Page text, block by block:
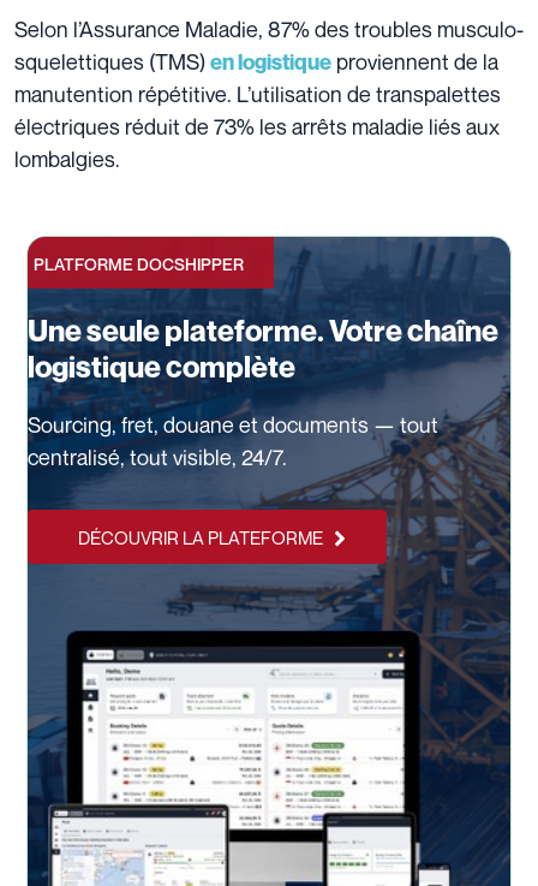
Selon l’Assurance Maladie, 87% des troubles musculo-
squelettiques (TMS)en logistique proviennent de la
manutention répétitive. L’utilisation de transpalettes
électriques réduit de 73% les arrêts maladie liés aux
lombalgies.
PLATFORME DOCSHIPPER
Une seule plateforme. Votre chaîne
logistique complète
Sourcing, fret, douane et documents — tout
centralisé, tout visible, 24/7.
DÉCOUVRIR LA PLATEFORME